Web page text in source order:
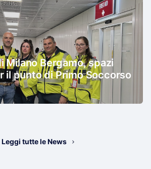
Milano Bergamo, spazi
il punto di Primo Soccorso
Leggi tutte le News